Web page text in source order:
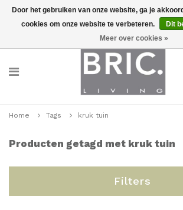
Home Tags kruk tuin
Producten getagd met kruk tuin
Filters
Door het gebruiken van onze website, ga je
cookies om onze website te verbeteren.
Dit
Meer over cookies »